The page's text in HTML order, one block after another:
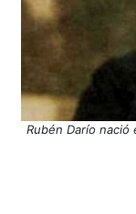
Rubén Darío nació